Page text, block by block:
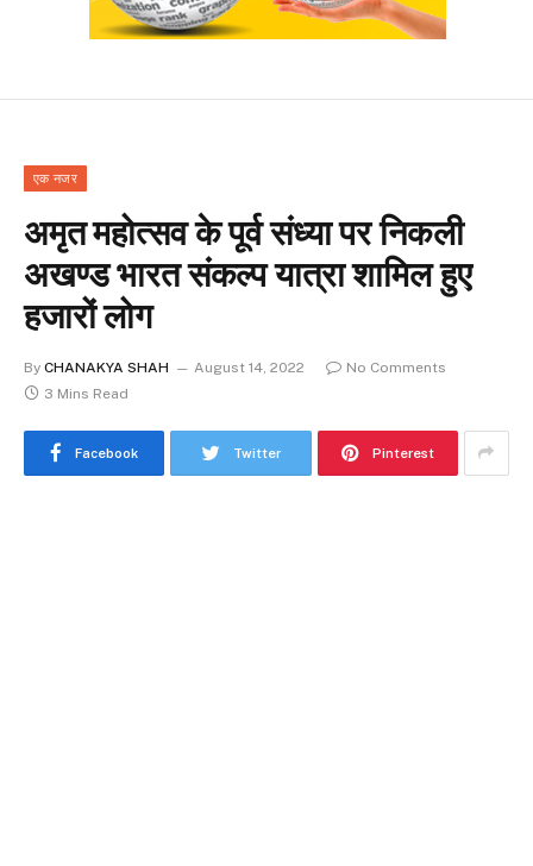
एक नजर
अमृत महोत्सव के पूर्व संध्या पर निकली
अखण्ड भारत संकल्प यात्रा शामिल हुए
हजारों लोग
By CHANAKYA SHAH August 14, 2022
No Comments
3 Mins Read
Facebook Twitter Pinterest